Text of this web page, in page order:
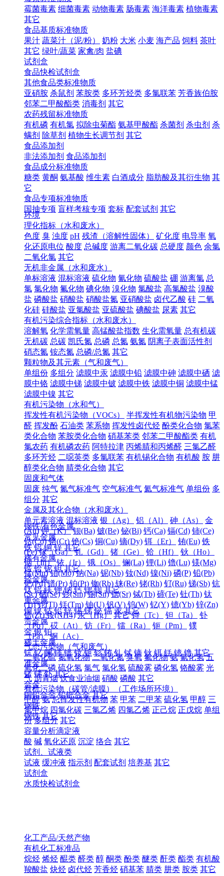
霉菌毒素 细菌毒素 动物毒素 肠毒素 海洋毒素 植物毒素
其它
食品基质标准物质
果汁 蔬菜汁（泥/粉） 奶粉 大米 小麦 海产品 饲料 茶叶
其它 绿叶/蔬菜 家禽/肉 盐碘
试剂盒
食品快检试剂盒
其他食品类标准物质
亚硝胺 杀鼠剂 苯胺类 多环芳烃类 多氯联苯 芳香族伯胺
邻苯二甲酸酯类 消毒剂 其它
农药残留标准物质
有机磷 有机氯 拟除虫菊酯 氨基甲酸酯 杀菌剂 杀虫剂 杀
螨剂 除草剂 植物生长调节剂 其它
食品添加剂
非法添加剂 食品添加剂
食品成分标准物质
糖类 黄酮 氨基酸 维生素 白酒成分 脂肪酸及其衍生物 其
它
食品专项标准物质
国抽专项 盲样考核专项 套标 配套试剂 其它
环境
理化指标（水和废水）
色度 臭 浊度 pH 残渣（溶解性固体） 矿化度 电导率 氧
化还原电位 酸度 总碱度 游离二氧化碳 总硬度 颜色 余氯
二氧化氯 其它
无机非金属（水和废水）
单标溶液 混标溶液 硫化物 氰化物 硫酸盐 硼 游离氯 总
氯 氯化物 氟化物 碘化物 溴化物 氯酸盐 高氯酸盐 溴酸
盐 磷酸盐 硝酸盐 硝酸盐氮 亚硝酸盐 卤代乙酸 硅 二氧
化硅 硅酸盐 亚氯酸盐 亚硫酸盐 碘酸盐 尿素 其它
有机污染综合指标（水和废水）
溶解氧 化学需氧量 高锰酸盐指数 生化需氧量 总有机碳
无机碳 总碳 凯氏氮 总磷 总氮 氨氮 阴离子表面活性剂
硝态氮 铵态氮 总磷/总氮 其它
颗粒物及其元素（气和废气）
单组份 多组分 滤膜中汞 滤膜中铅 滤膜中砷 滤膜中硒 滤
膜中铬 滤膜中锑 滤膜中铍 滤膜中铁 滤膜中铜 滤膜中锰
滤膜中镍 其它
有机污染物（水和气）
挥发性有机污染物（VOCs）
半挥发性有机物污染物 甲
醛 挥发酚 石油类 苯系物 挥发性卤代烃 酚类化合物 氯苯
类化合物 苯胺类化合物 硝基苯类 邻苯二甲酸酯类 有机
氯农药 有机磷农药 阿特拉津 丙烯腈和丙烯醛 三氯乙醛
多环芳烃 二噁英类 多氯联苯 有机锡化合物 有机酸 胺 肼
醇类化合物 腈类化合物 其它
固废和气体
固废 纯气 氮气标准气 空气标准气 氦气标准气 单组份 多
组分 其它
金属及其化合物（水和废水）
单元素溶液 混标溶液 银（Ag） 铝（Al） 砷（As）
金
(Au) 钾（K） 钡(Ba) 铍(Be) 铋(Bi) 钙(Ca) 镉(Cd) 铈(Ce)
钴(Co) 铬(Cr) 铯(Cs) 铜(Cu) 镝(Dy) 铒（Er） 铕(Eu) 铁
(Fe) 镓（Ga） 钆（Gd） 锗（Ge） 铪（Hf）
钬（Ho）
铟（In） 铱（Ir） 锇（Os） 镧(La) 锂(Li) 镥(Lu) 镁(Mg)
锰(Mn) 钼(Mo) 钠(Na) 铌(Nb) 钕(Nd) 镍(Ni) 磷(P) 铅(Pb)
钯(Pd) 镨(Pr) 铂(Pt) 铷(Rb) 铼(Re) 铑(Rh) 钌(Ru) 锑(Sb) 钪
(Sc) 硒(Se) 钐(Sm) 锡(Sn) 锶(Sr) 铽(Tb) 碲(Te) 钍(Th) 钛
(Ti) 铊(Tl) 铥(Tm) 铀(U) 钒(V) 钨(W) 钇(Y) 镱(Yb) 锌(Zn)
锆(Zr) 铵(NH4) 汞（Hg） 其它 锝（Tc） 钽（Ta）
钋
（Po） 砹（At） 钫（Fr） 镭（Ra） 钷（Pm）
镤
（Pa） 锕（Ac）
气态污染物（气和废气）
二氧化硫 氮氧化物 二氧化氮 臭氧 氟化物 氨 氰化氢 五
氧化二磷 硫化氢 氯气 氯化氢 硫酸雾 磷化氢 铬酸雾 光
气 沥青烟 饮食业油烟 硝酸 磷酸 其它
有机污染物（碳管/滤膜）（工作场所环境）
甲醛 氨 总挥发性有机物 苯 甲苯 二甲苯 硫化氢 甲醇 三
氯甲烷 四氯化碳 三氯乙烯 四氯乙烯 正己烷 正戊烷 单组
份 多组分 其它
容量分析滴定液
酸 碱 氧化还原 沉淀 络合 其它
试剂、试液类
试液 缓冲液 指示剂 配套试剂 培养基 其它
试剂盒
水质快检试剂盒
钢铁/有色金属
常见金属
铁 铝 铜 锌 其它
稀有金属
锆 铪 铌 钽 其它
轻金属
钛 铝 镁 钾 钠 钙 锶 钡 其它
重金属
铜 镍 钴 铅 锌 锡 锑 铋 镉 汞 其它
贵金属
金 银 铂
稀土金属
钪 钇 镧 铈 镨 钕 钷 钐 铕 钆 铽 镝 钬 铒 铥 镱 镥 其它
准金属
锗 锑 钋 其它
合金
铜铅合金 铅钯合金 其它
钢铁
钢铁 其它
化工产品/天然产物
有机化工标准品
烷烃 烯烃 醌类 醛类 醇 酮类 酚类 醚类 酐类 酯类 有机酸
羧酸盐 炔烃 卤代烃 芳香烃 硝基苯 腈类 肼类 胺类 其它